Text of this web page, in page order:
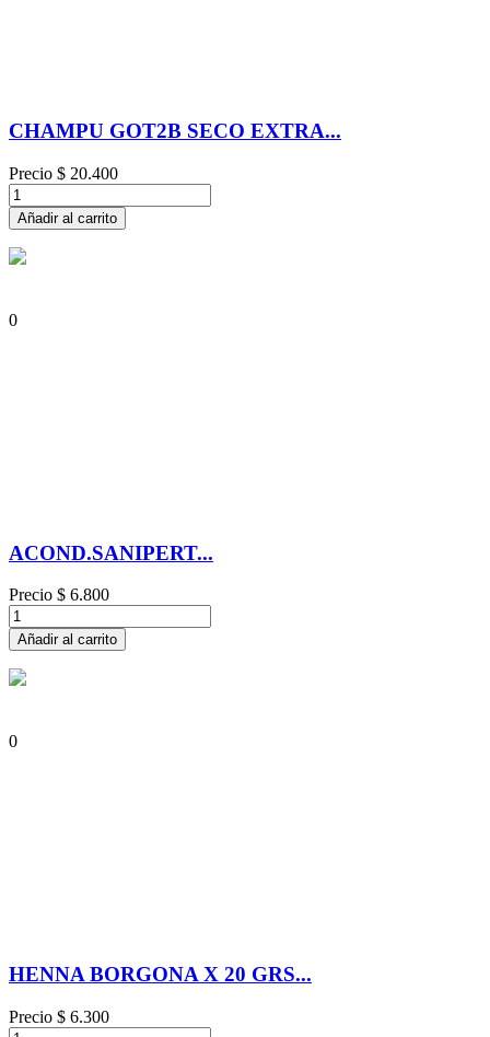
CHAMPU GOT2B SECO EXTRA...
Precio $ 20.400
Añadir al carrito
0
ACOND.SANIPERT...
Precio $ 6.800
Añadir al carrito
0
HENNA BORGONA X 20 GRS...
Precio $ 6.300